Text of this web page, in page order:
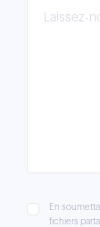
En
fichiers